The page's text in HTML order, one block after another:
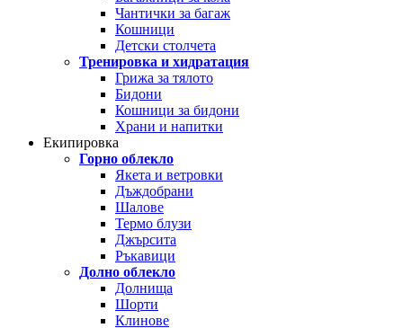
Чантички за багаж
Кошници
Детски столчета
Тренировка и хидратация
Грижа за тялото
Бидони
Кошници за бидони
Храни и напитки
Екипировка
Горно облекло
Якета и ветровки
Дъждобрани
Шалове
Термо блузи
Джърсита
Ръкавици
Долно облекло
Долнища
Шорти
Клинове